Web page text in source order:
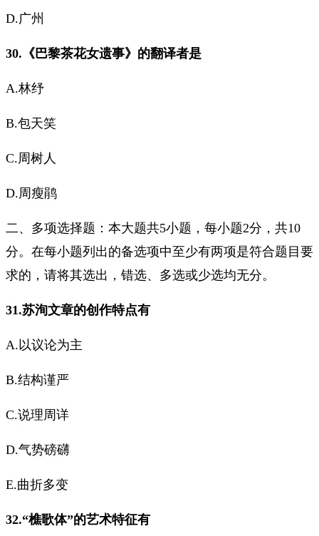
D.广州
30.《巴黎茶花女遗事》的翻译者是
A.林纾
B.包天笑
C.周树人
D.周瘦鹃
二、多项选择题：本大题共5小题，每小题2分，共10
分。在每小题列出的备选项中至少有两项是符合题目要
求的，请将其选出，错选、多选或少选均无分。
31.苏洵文章的创作特点有
A.以议论为主
B.结构谨严
C.说理周详
D.气势磅礴
E.曲折多变
32.“樵歌体”的艺术特征有